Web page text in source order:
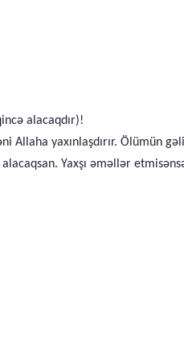
alacaqdır)!
Allaha yaxınlaşdırır. Ölümün
Yaxşı əməllər